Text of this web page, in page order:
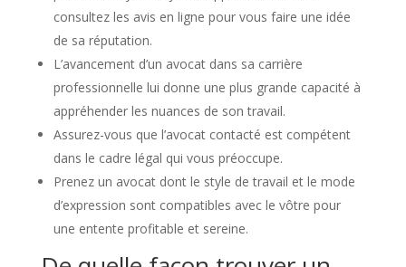
consultez les avis en ligne pour vous faire une idée
de sa réputation.
L’avancement d’un avocat dans sa carrière
professionnelle lui donne une plus grande capacité à
appréhender les nuances de son travail.
Assurez-vous que l’avocat contacté est compétent
dans le cadre légal qui vous préoccupe.
Prenez un avocat dont le style de travail et le mode
d’expression sont compatibles avec le vôtre pour
une entente profitable et sereine.